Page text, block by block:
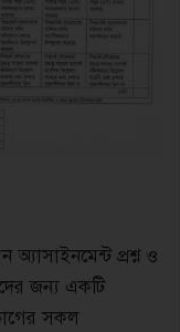
প্রশ্ন ও
জন্য একটি
সকল